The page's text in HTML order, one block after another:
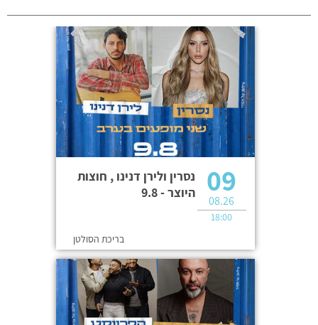
נסרין ולירן דנינו , חוצות
היוצר - 9.8
בריכת הסולטן
09
08.26
18:00